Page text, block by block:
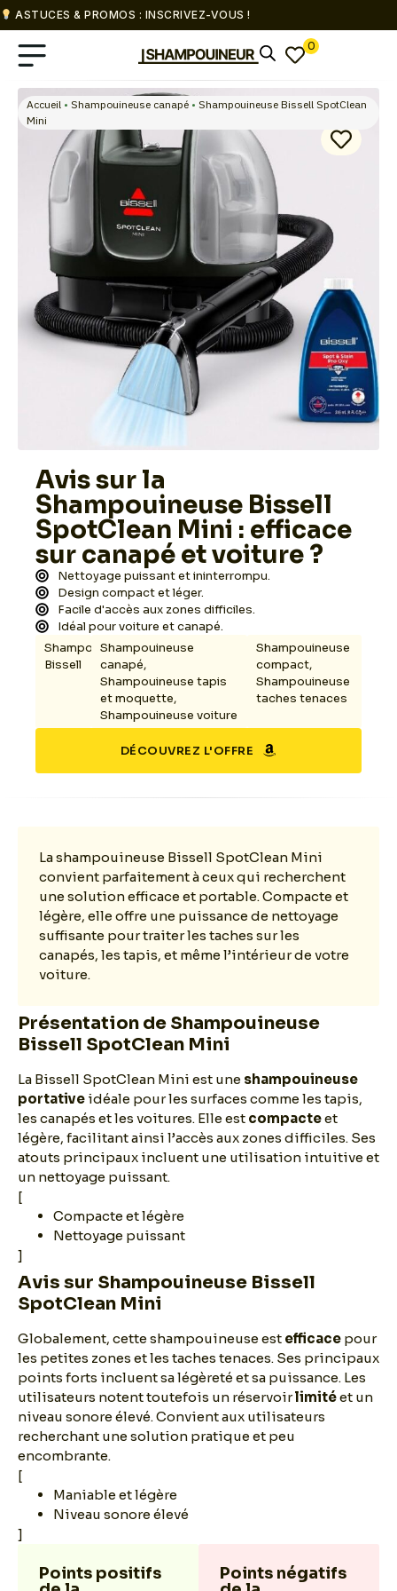
ASTUCES & PROMOS : INSCRIVEZ-VOUS !
0
Accueil • Shampouineuse canapé • Shampouineuse Bissell SpotClean
Mini
Avis sur la
Shampouineuse Bissell
SpotClean Mini : efficace
sur canapé et voiture ?
Nettoyage puissant et ininterrompu.
Design compact et léger.
Facile d'accès aux zones difficiles.
Idéal pour voiture et canapé.
Shampouineuse
Bissell
Shampouineuse
canapé,
Shampouineuse tapis
et moquette,
Shampouineuse voiture
Shampouineuse
compact,
Shampouineuse
taches tenaces
DÉCOUVREZ L'OFFRE
La shampouineuse Bissell SpotClean Mini
convient parfaitement à ceux qui recherchent
une solution efficace et portable. Compacte et
légère, elle offre une puissance de nettoyage
suffisante pour traiter les taches sur les
canapés, les tapis, et même l’intérieur de votre
voiture.
Présentation de Shampouineuse
Bissell SpotClean Mini
La Bissell SpotClean Mini est une shampouineuse
portative idéale pour les surfaces comme les tapis,
les canapés et les voitures. Elle est compacteet
légère, facilitant ainsi l’accès aux zones difficiles. Ses
atouts principaux incluent une utilisation intuitive et
un nettoyage puissant.
[
Compacte et légère
Nettoyage puissant
]
Avis sur Shampouineuse Bissell
SpotClean Mini
Globalement, cette shampouineuse est efficace pour
les petites zones et les taches tenaces. Ses principaux
points forts incluent sa légèreté et sa puissance. Les
utilisateurs notent toutefois un réservoirlimitéet un
niveau sonore élevé. Convient aux utilisateurs
recherchant une solution pratique et peu
encombrante.
[
Maniable et légère
Niveau sonore élevé
]
Points positifs
Points négatifs